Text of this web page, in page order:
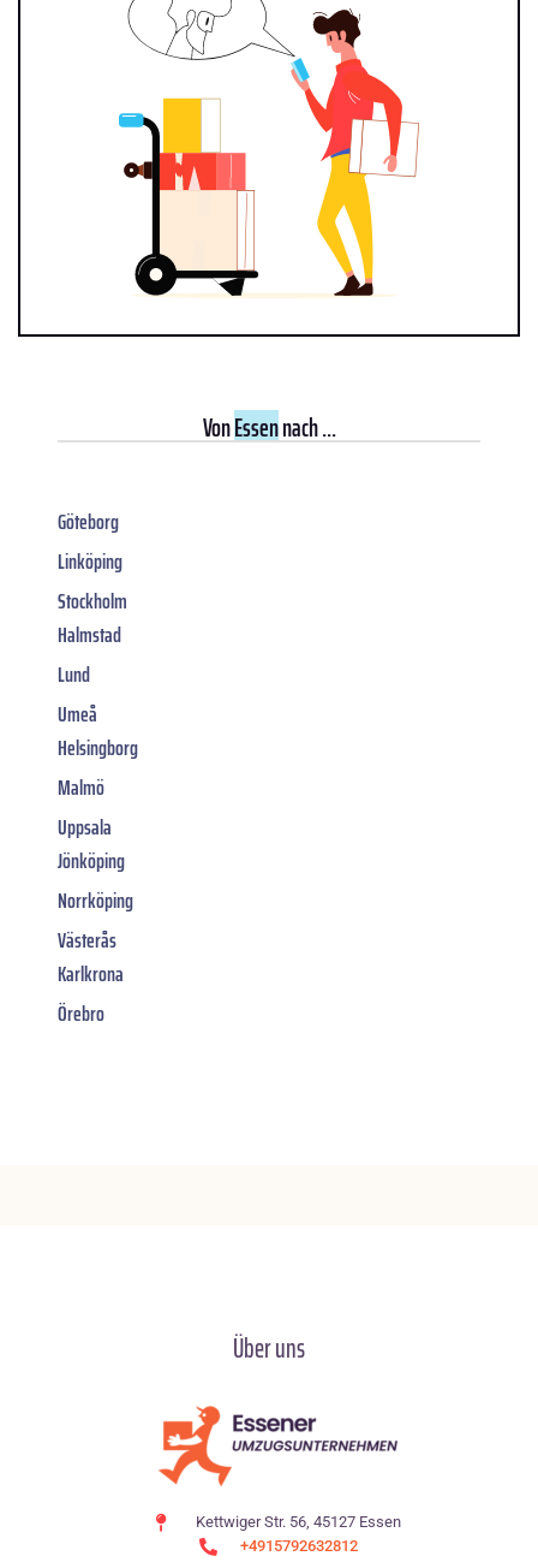
VonEssennach ...
Göteborg
Linköping
Stockholm
Halmstad
Lund
Umeå
Helsingborg
Malmö
Uppsala
Jönköping
Norrköping
Västerås
Karlkrona
Örebro
Über uns
Kettwiger Str. 56, 45127 Essen
+4915792632812